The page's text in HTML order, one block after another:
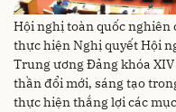
Hội nghị toàn quốc
thực hiện Nghị quyết Hội
Trung ương Đảng khóa
thần đổi mới, sáng tạo
thực hiện thắng lợi các